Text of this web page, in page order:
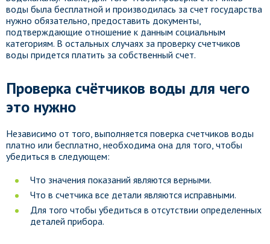
воды была бесплатной и производилась за счет государства
нужно обязательно, предоставить документы,
подтверждающие отношение к данным социальным
категориям. В остальных случаях за проверку счетчиков
воды придется платить за собственный счет.
Проверка счётчиков воды для чего
это нужно
Независимо от того, выполняется поверка счетчиков воды
платно или бесплатно, необходима она для того, чтобы
убедиться в следующем:
Что значения показаний являются верными.
Что в счетчика все детали являются исправными.
Для того чтобы убедиться в отсутствии определенных
деталей прибора.